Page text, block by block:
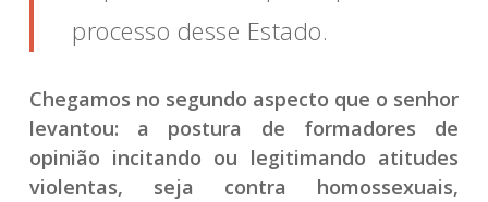
processo desse Estado.
Chegamos no segundo aspecto que o senhor
levantou: a postura de formadores de
opinião incitando ou legitimando atitudes
violentas, seja contra homossexuais,